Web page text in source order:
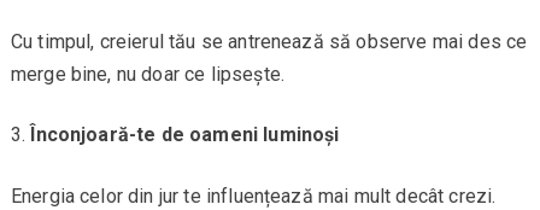
Cu timpul, creierul tău se antrenează să observe mai des ce
merge bine, nu doar ce lipsește.
Înconjoară-te de oameni luminoși
Energia celor din jur te influențează mai mult decât crezi.